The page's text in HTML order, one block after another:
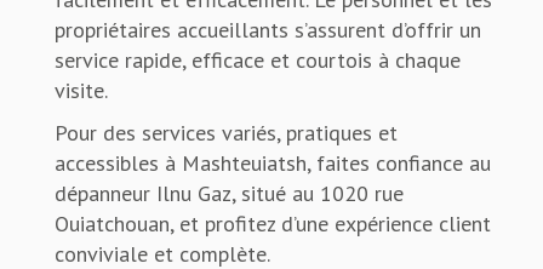
propriétaires accueillants s’assurent d’offrir un
service rapide, efficace et courtois à chaque
visite.
Pour des services variés, pratiques et
accessibles à Mashteuiatsh, faites confiance au
dépanneur Ilnu Gaz, situé au 1020 rue
Ouiatchouan, et profitez d’une expérience client
conviviale et complète.